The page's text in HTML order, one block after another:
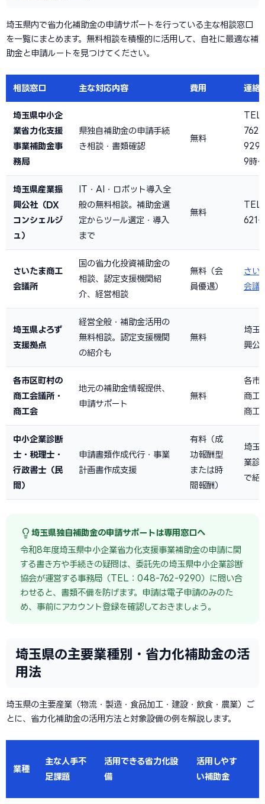
埼玉県内で省力化補助金の申請サポートを行っている主な相談窓口
を一覧にまとめます。無料相談を積極的に活用して、自社に最適な補
助金と申請ルートを見つけてください。
相談窓口 主な対応内容 費用 連絡
埼玉県中小企
業省力化支援
事業補助金事
務局
県独自補助金の申請手続
き相談・書類確認
無料
TEL
762-
9時
埼玉県産業振
興公社（DX
コンシェルジ
ュ）
IT・AI・ロボット導入全
般の無料相談。補助金選
定からツール選定・導入
まで
無料
TEL
621-
さいたま商工
会議所
国の省力化投資補助金の
相談、認定支援機関紹
介、経営相談
無料（会
員優遇）
さい
会議
埼玉県よろず
支援拠点
経営全般・補助金活用の
無料相談。認定支援機関
の紹介も
無料
埼玉
興公
各市区町村の
商工会議所・
商工会
地元の補助金情報提供、
申請サポート
無料
各市
商工
商工
中小企業診断
士・税理士・
行政書士（民
間）
申請書類作成代行・事業
計画書作成支援
有料（成
功報酬型
または時
間報酬）
埼玉
業診
で紹
埼玉県独自補助金の申請サポートは専用窓口へ
令和8年度埼玉県中小企業省力化支援事業補助金の申請に関
する書き方や手続きの疑問は、委託先の埼玉県中小企業診断
協会が運営する事務局（TEL：048-762-9290）に問い合
わせると、書類不備を防げます。申請は電子申請のみのた
め、事前にアカウント登録を確認しておきましょう。
埼玉県の主要業種別・省力化補助金の活
用法
埼玉県の主要産業（物流・製造・食品加工・建設・飲食・農業）ご
とに、省力化補助金の活用方法と対象設備の例を解説します。
業種
主な人手不
足課題
活用できる省力化設
備
活用しやす
い補助金